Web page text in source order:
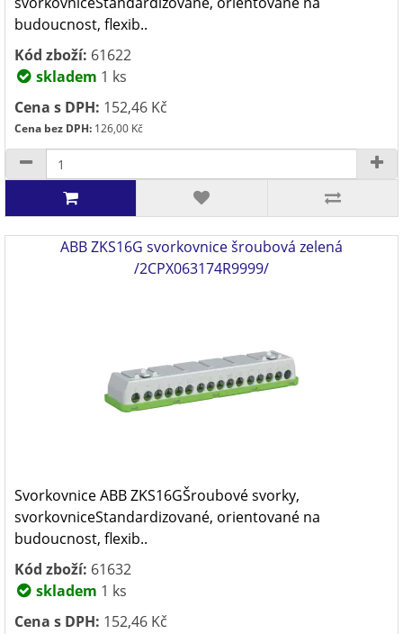
budoucnost, flexib..
Kód zboží: 61622
skladem 1 ks
Cena s DPH: 152,46 Kč
Cena bez DPH: 126,00 Kč
ABB ZKS16G svorkovnice šroubová zelená
/2CPX063174R9999/
Svorkovnice ABB ZKS16GŠroubové svorky,
svorkovniceStandardizované, orientované na
budoucnost, flexib..
Kód zboží: 61632
skladem 1 ks
Cena s DPH: 152,46 Kč